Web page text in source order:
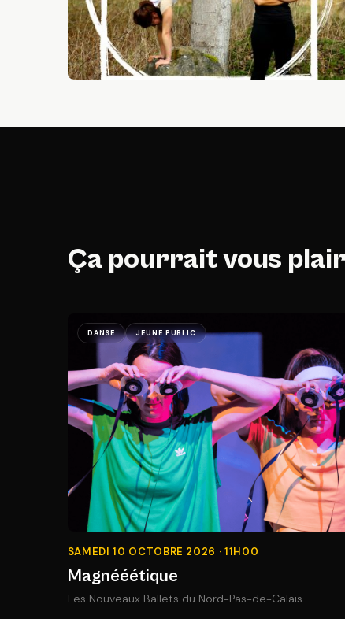
Ça pourrait vous
DANSE JEUNE PUBLIC
SAMEDI 10 OCTOBRE 2026 · 11H00
Magnééétique
Les Nouveaux Ballets du Nord-Pas-de-Calais